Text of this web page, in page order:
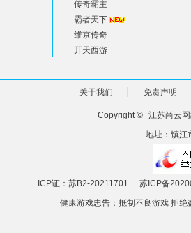
传奇霸主
霸者天下
维京传奇
开天西游
关于我们 免责声明
Copyright © 江苏尚云
地址：镇江
ICP证：苏B2-20211701
苏ICP备
健康游戏忠告：抵制不良游戏 拒